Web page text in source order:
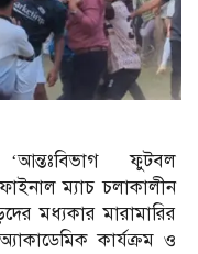
‘আন্তঃবিভাগ ফুটবল
ম্যাচ চলাকালীন
মধ্যকার মারামারির
কার্যক্রম ও